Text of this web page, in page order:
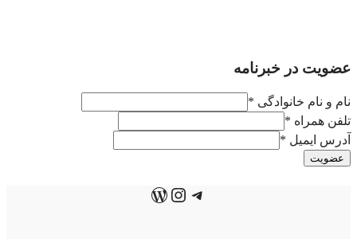
عضویت در خبرنامه
نام و نام خانوادگی *
تلفن همراه *
آدرس ایمیل *
عضویت
تلگرام
اینستاگرم
وردپرس